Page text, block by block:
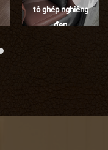
tô ghép nghiêng
đen